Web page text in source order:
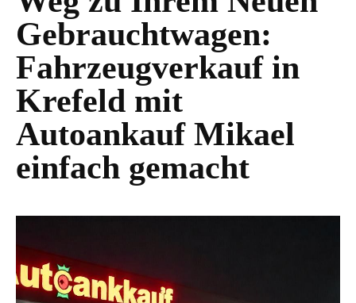
Gebrauchtwagen:
Fahrzeugverkauf in
Krefeld mit
Autoankauf Mikael
einfach gemacht